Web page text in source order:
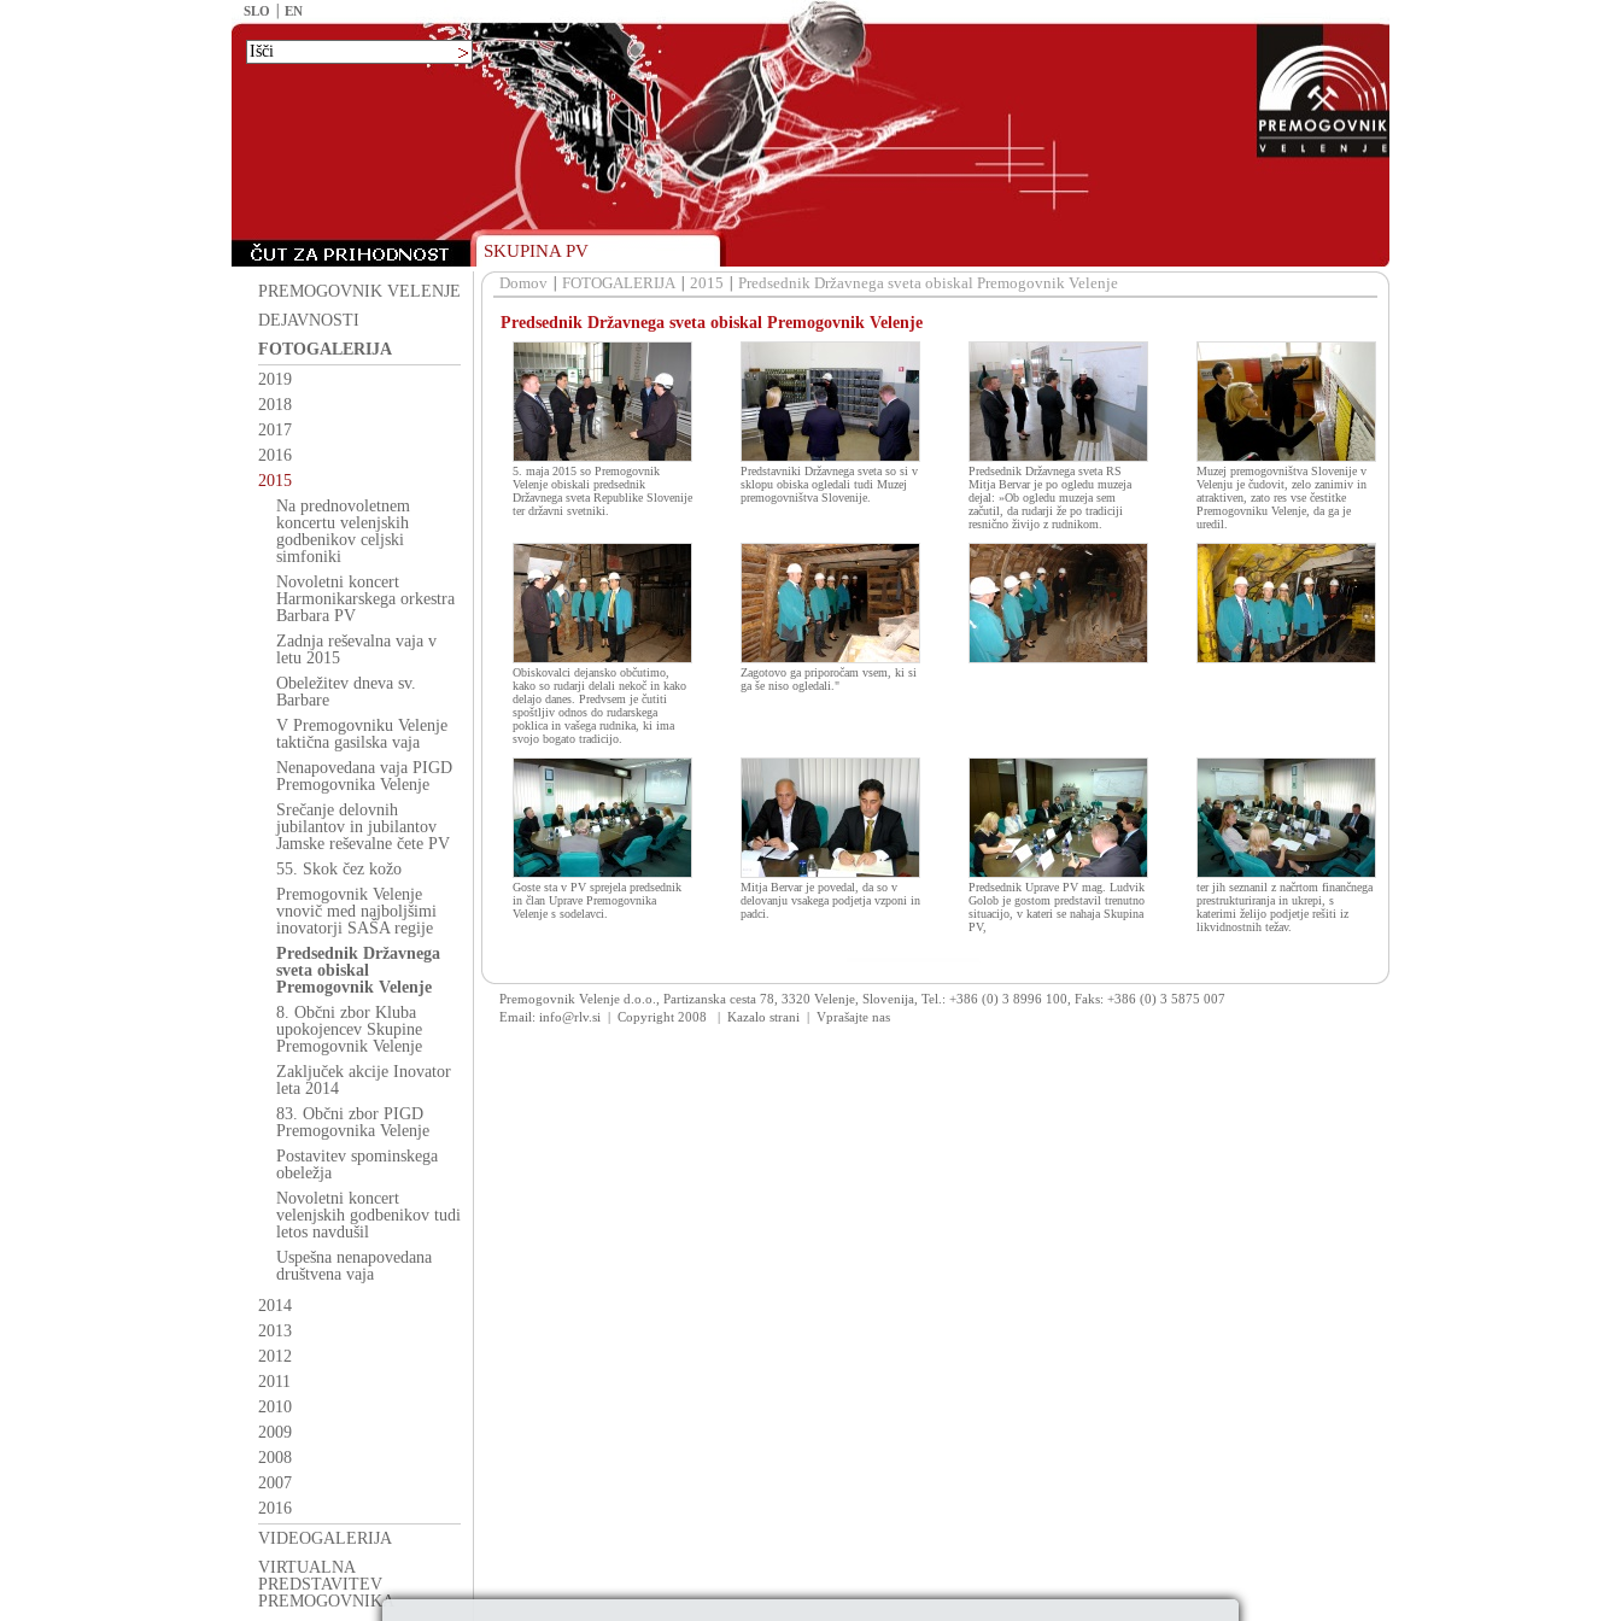
SLO EN
SKUPINA PV
PREMOGOVNIK VELENJE
DEJAVNOSTI
FOTOGALERIJA
2019
2018
2017
2016
2015
Na prednovoletnem
koncertu velenjskih
godbenikov celjski
simfoniki
Novoletni koncert
Harmonikarskega orkestra
Barbara PV
Zadnja reševalna vaja v
letu 2015
Obeležitev dneva sv.
Barbare
V Premogovniku Velenje
taktična gasilska vaja
Nenapovedana vaja PIGD
Premogovnika Velenje
Srečanje delovnih
jubilantov in jubilantov
Jamske reševalne čete PV
55. Skok čez kožo
Premogovnik Velenje
vnovič med najboljšimi
inovatorji SAŠA regije
Predsednik Državnega
sveta obiskal
Premogovnik Velenje
8. Občni zbor Kluba
upokojencev Skupine
Premogovnik Velenje
Zaključek akcije Inovator
leta 2014
83. Občni zbor PIGD
Premogovnika Velenje
Postavitev spominskega
obeležja
Novoletni koncert
velenjskih godbenikov tudi
letos navdušil
Uspešna nenapovedana
društvena vaja
2014
2013
2012
2011
2010
2009
2008
2007
2016
VIDEOGALERIJA
VIRTUALNA
PREDSTAVITEV
PREMOGOVNIKA
Domov FOTOGALERIJA 2015 Predsednik Državnega sveta obiskal Premogovnik Velenje
Predsednik Državnega sveta obiskal Premogovnik Velenje
5. maja 2015 so Premogovnik
Velenje obiskali predsednik
Državnega sveta Republike Slovenije
ter državni svetniki.
Predstavniki Državnega sveta so si v
sklopu obiska ogledali tudi Muzej
premogovništva Slovenije.
Predsednik Državnega sveta RS
Mitja Bervar je po ogledu muzeja
dejal: »Ob ogledu muzeja sem
začutil, da rudarji že po tradiciji
resnično živijo z rudnikom.
Muzej premogovništva Slovenije v
Velenju je čudovit, zelo zanimiv in
atraktiven, zato res vse čestitke
Premogovniku Velenje, da ga je
uredil.
Obiskovalci dejansko občutimo,
kako so rudarji delali nekoč in kako
delajo danes. Predvsem je čutiti
spoštljiv odnos do rudarskega
poklica in vašega rudnika, ki ima
svojo bogato tradicijo.
Zagotovo ga priporočam vsem, ki si
ga še niso ogledali."
Goste sta v PV sprejela predsednik
in član Uprave Premogovnika
Velenje s sodelavci.
Mitja Bervar je povedal, da so v
delovanju vsakega podjetja vzponi in
padci.
Predsednik Uprave PV mag. Ludvik
Golob je gostom predstavil trenutno
situacijo, v kateri se nahaja Skupina
PV,
ter jih seznanil z načrtom finančnega
prestrukturiranja in ukrepi, s
katerimi želijo podjetje rešiti iz
likvidnostnih težav.
Premogovnik Velenje d.o.o., Partizanska cesta 78, 3320 Velenje, Slovenija, Tel.: +386 (0) 3 8996 100, Faks: +386 (0) 3 5875 007
Email: info@rlv.si | Copyright 2008
| Kazalo strani | Vprašajte nas